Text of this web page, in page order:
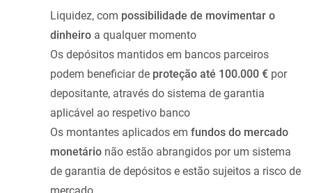
Liquidez, com possibilidade de movimentar o
dinheiro a qualquer momento
Os depósitos mantidos em bancos parceiros
podem beneficiar de proteção até 100.000 € por
depositante, através do sistema de garantia
aplicável ao respetivo banco
Os montantes aplicados em fundos do mercado
monetário não estão abrangidos por um sistema
de garantia de depósitos e estão sujeitos a risco de